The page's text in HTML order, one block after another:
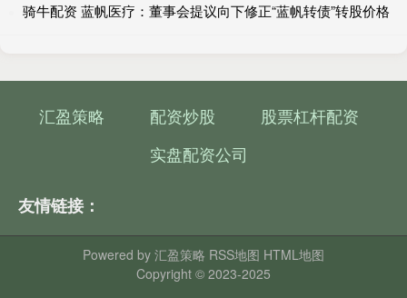
骑牛配资 蓝帆医疗：董事会提议向下修正“蓝帆转债”转股价格
汇盈策略 配资炒股
股票杠杆配资
实盘配资公司
友情链接：
Powered by 汇盈策略 RSS地图 HTML地图
Copyright © 2023-2025